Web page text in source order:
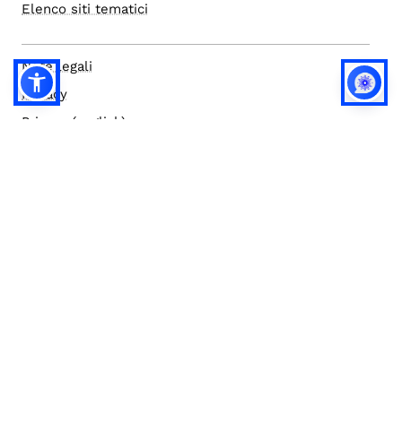
Elenco siti tematici
Note legali
Privacy
Privacy (english)